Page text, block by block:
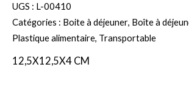
UGS : L-00410
Catégories : Boite à déjeuner, Boîte à
Plastique alimentaire, Transportable
12,5X12,5X4 CM